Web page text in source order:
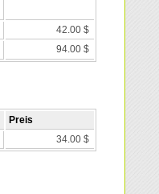
42.00 $
94.00 $
Preis
34.00 $